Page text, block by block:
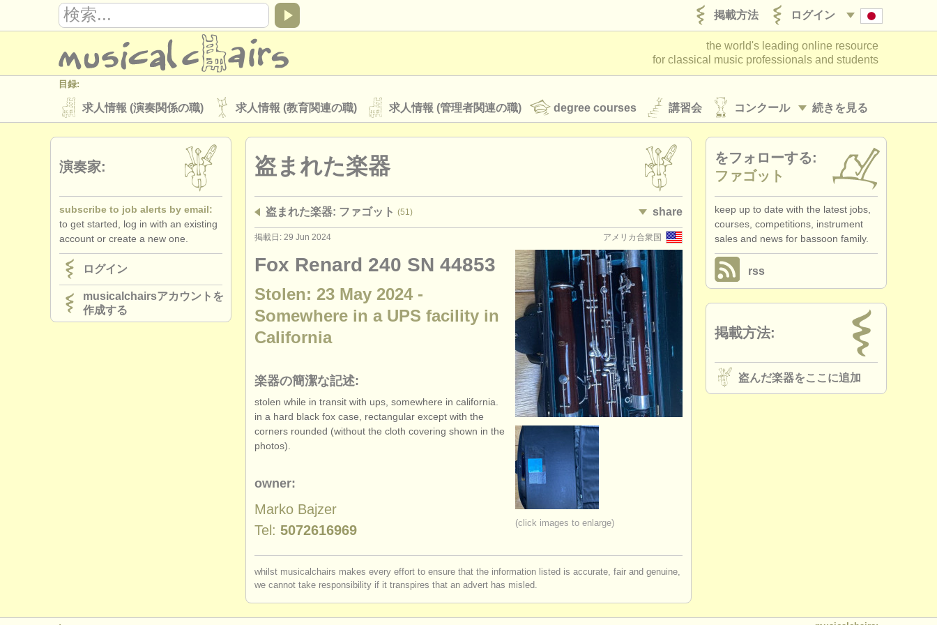
ログイン
掲載方法
the world's leading online resource
for classical music professionals and students
目録:
続きを見る
求人情報 (演奏関係の職) 求人情報 (教育関連の職) 求人情報 (管理者関連の職) degree courses 講習会 コンクール
楽器の販売 盗まれた楽器
ディレクトリー:
音楽学校
musicalchairs:
musicalchairsについて お問い合わせ
出版社:
掲載方法 find out about our
盗まれた楽器
盗まれた楽器: ファゴット (51) share
アメリカ合衆国
掲載日: 29 Jun 2024
(click images to enlarge)
Fox Renard 240 SN 44853
Stolen: 23 May 2024 -
Somewhere in a UPS facility in
California
楽器の簡潔な記述:
stolen while in transit with ups, somewhere in california.
in a hard black fox case, rectangular except with the
corners rounded (without the cloth covering shown in the
photos).
owner:
Marko Bajzer
Tel: 5072616969
whilst musicalchairs makes every effort to ensure that the information listed is accurate, fair and genuine,
we cannot take responsibility if it transpires that an advert has misled.
演奏家:
subscribe to job alerts by email:
to get started, log in with an existing
account or create a new one.
ログイン
musicalchairsアカウントを
作成する
をフォローする:
ファゴット
keep up to date with the latest jobs,
courses, competitions, instrument
sales and news for bassoon family.
rss
掲載方法:
盗んだ楽器をここに追加